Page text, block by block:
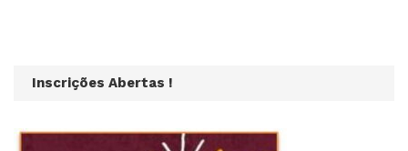
Inscrições Abertas !